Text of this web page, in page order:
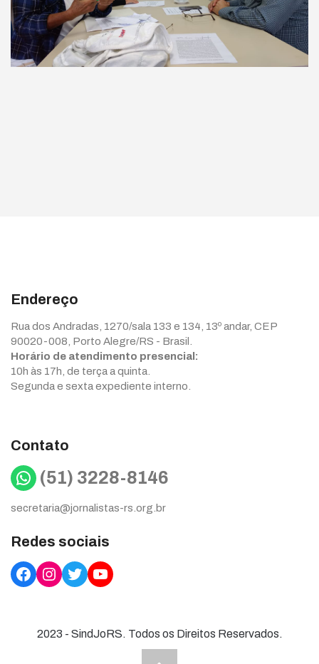
Endereço
Rua dos Andradas, 1270/sala 133 e 134, 13º andar, CEP
90020-008, Porto Alegre/RS - Brasil.
Horário de atendimento presencial:
10h às 17h, de terça a quinta.
Segunda e sexta expediente interno.
Contato
WhatsApp
(51) 3228-8146
secretaria@jornalistas-rs.org.br
Redes sociais
Facebook
Instagram
TwitterYouTube
2023 - SindJoRS. Todos os Direitos Reservados.